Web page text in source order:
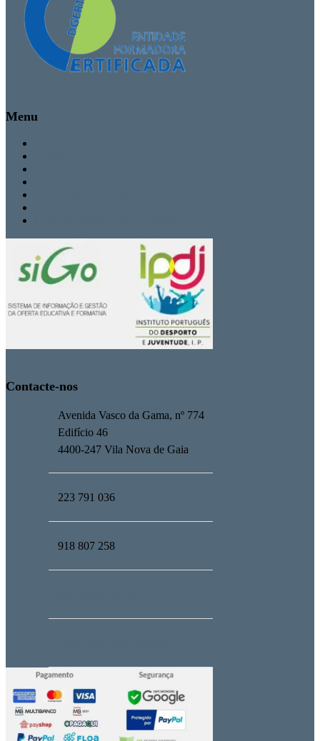
Menu
Contacte-nos
Avenida Vasco da Gama, nº 774
Edifício 46
4400-247 Vila Nova de Gaia
223 791 036
918 807 258